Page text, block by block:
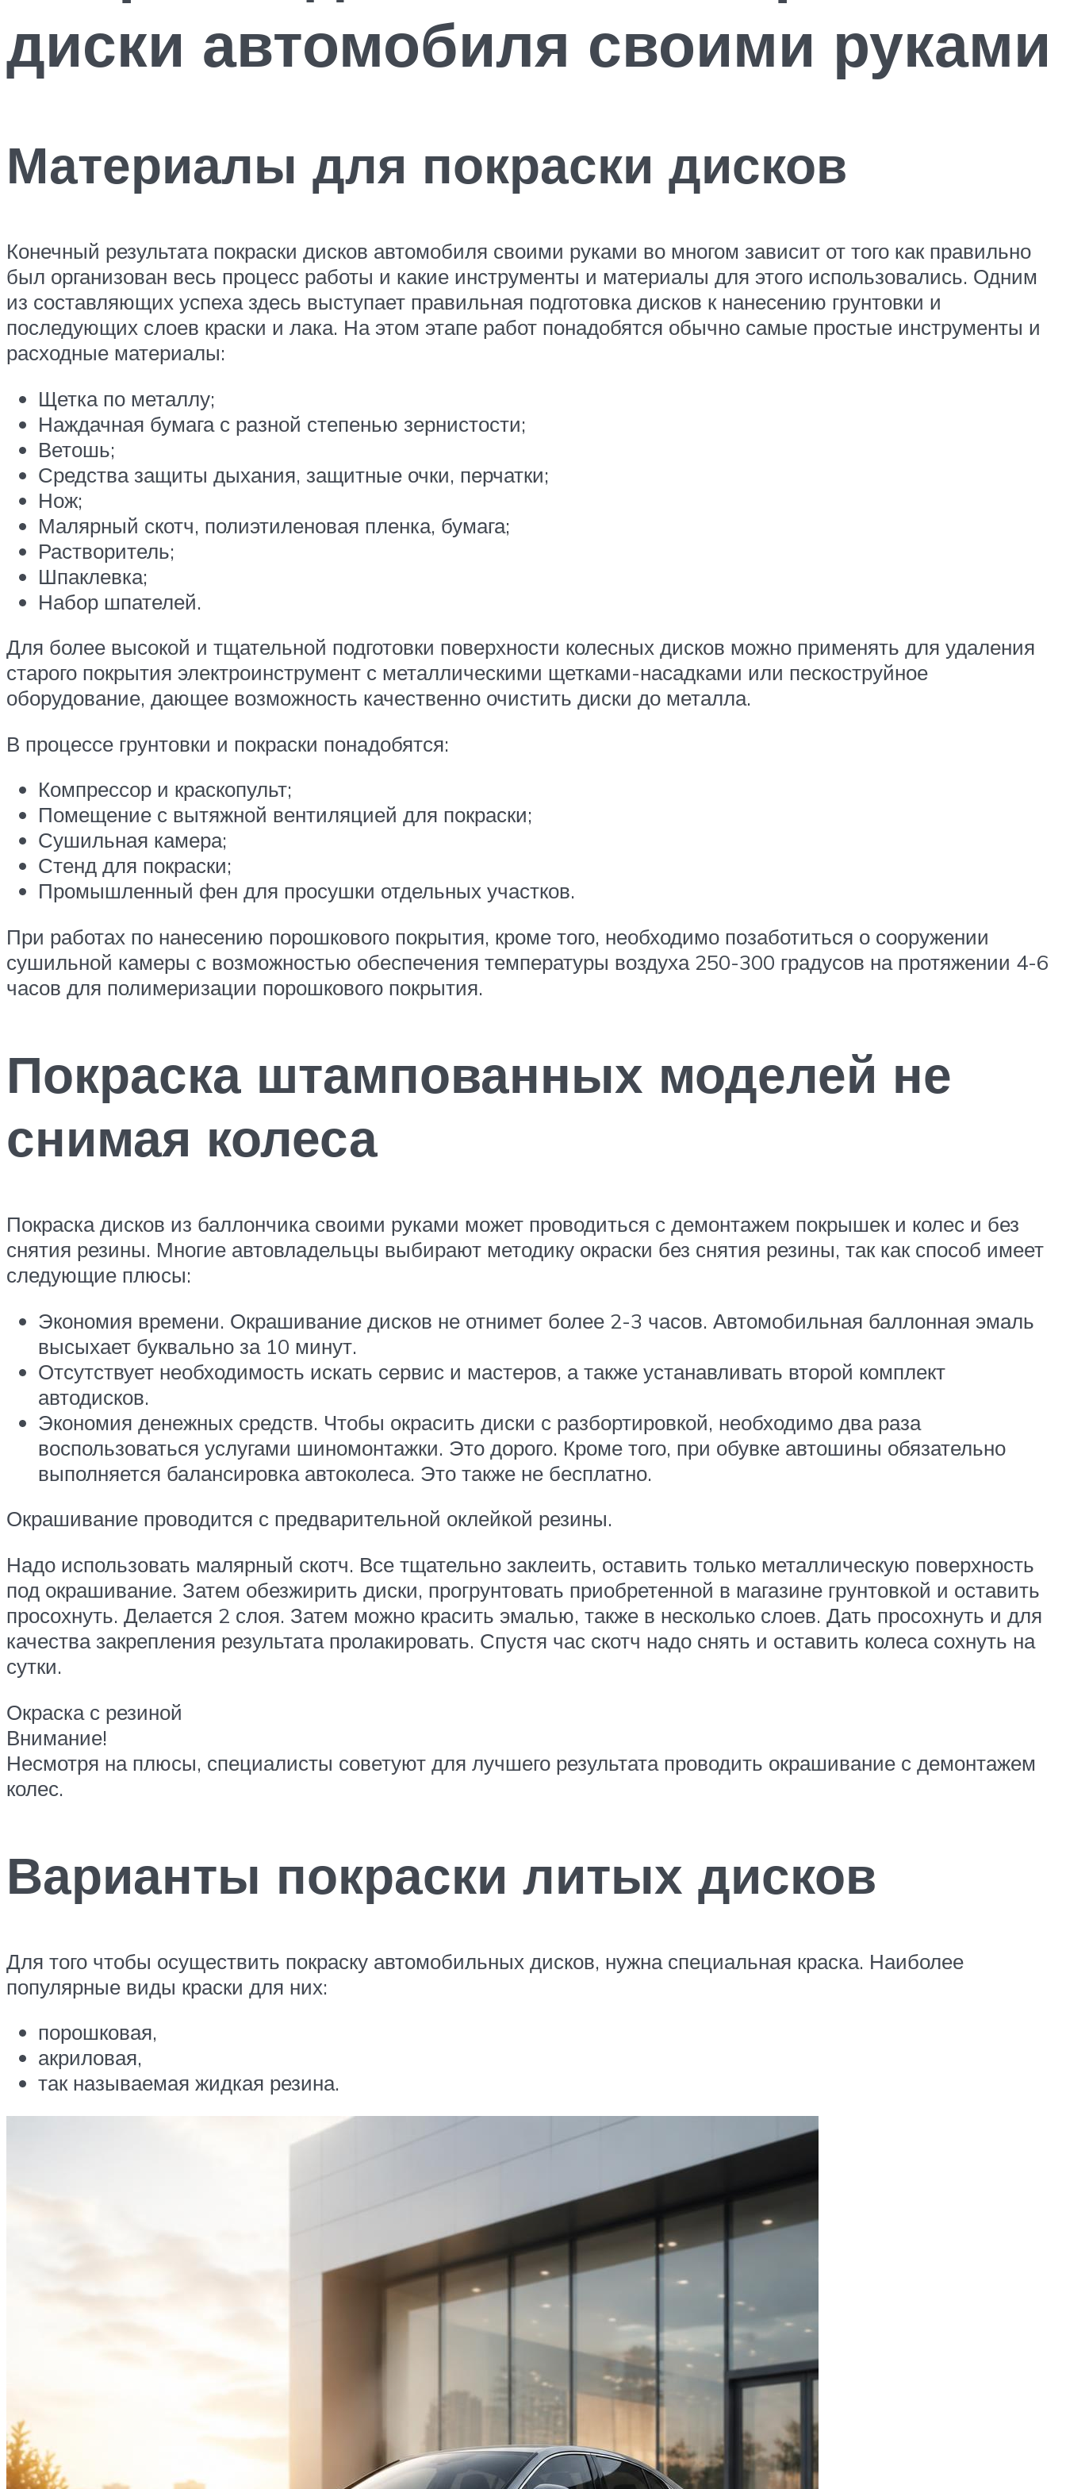
диски автомобиля своими руками
Материалы для покраски дисков
Конечный результата покраски дисков автомобиля своими руками во многом зависит от того как правильно
был организован весь процесс работы и какие инструменты и материалы для этого использовались. Одним
из составляющих успеха здесь выступает правильная подготовка дисков к нанесению грунтовки и
последующих слоев краски и лака. На этом этапе работ понадобятся обычно самые простые инструменты и
расходные материалы:
Щетка по металлу;
Наждачная бумага с разной степенью зернистости;
Ветошь;
Средства защиты дыхания, защитные очки, перчатки;
Нож;
Малярный скотч, полиэтиленовая пленка, бумага;
Растворитель;
Шпаклевка;
Набор шпателей.
Для более высокой и тщательной подготовки поверхности колесных дисков можно применять для удаления
старого покрытия электроинструмент с металлическими щетками-насадками или пескоструйное
оборудование, дающее возможность качественно очистить диски до металла.
В процессе грунтовки и покраски понадобятся:
Компрессор и краскопульт;
Помещение с вытяжной вентиляцией для покраски;
Сушильная камера;
Стенд для покраски;
Промышленный фен для просушки отдельных участков.
При работах по нанесению порошкового покрытия, кроме того, необходимо позаботиться о сооружении
сушильной камеры с возможностью обеспечения температуры воздуха 250-300 градусов на протяжении 4-6
часов для полимеризации порошкового покрытия.
Покраска штампованных моделей не
снимая колеса
Покраска дисков из баллончика своими руками может проводиться с демонтажем покрышек и колес и без
снятия резины. Многие автовладельцы выбирают методику окраски без снятия резины, так как способ имеет
следующие плюсы:
Экономия времени. Окрашивание дисков не отнимет более 2-3 часов. Автомобильная баллонная эмаль
высыхает буквально за 10 минут.
Отсутствует необходимость искать сервис и мастеров, а также устанавливать второй комплект
автодисков.
Экономия денежных средств. Чтобы окрасить диски с разбортировкой, необходимо два раза
воспользоваться услугами шиномонтажки. Это дорого. Кроме того, при обувке автошины обязательно
выполняется балансировка автоколеса. Это также не бесплатно.
Окрашивание проводится с предварительной оклейкой резины.
Надо использовать малярный скотч. Все тщательно заклеить, оставить только металлическую поверхность
под окрашивание. Затем обезжирить диски, прогрунтовать приобретенной в магазине грунтовкой и оставить
просохнуть. Делается 2 слоя. Затем можно красить эмалью, также в несколько слоев. Дать просохнуть и для
качества закрепления результата пролакировать. Спустя час скотч надо снять и оставить колеса сохнуть на
сутки.
Окраска с резиной
Внимание!
Несмотря на плюсы, специалисты советуют для лучшего результата проводить окрашивание с демонтажем
колес.
Варианты покраски литых дисков
Для того чтобы осуществить покраску автомобильных дисков, нужна специальная краска. Наиболее
популярные виды краски для них:
порошковая,
акриловая,
так называемая жидкая резина.